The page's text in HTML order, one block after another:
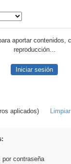
aportar contenidos,
reproducción...
Iniciar sesión
aplicados)
por contraseña